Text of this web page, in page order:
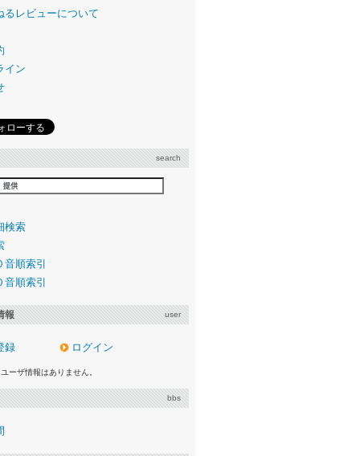
るレビューについて
イン
search
検索
順索引
順索引
報 user
録 ログイン
ーザ情報はありません。
bbs